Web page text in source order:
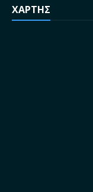
ΧΑΡΤΗΣ